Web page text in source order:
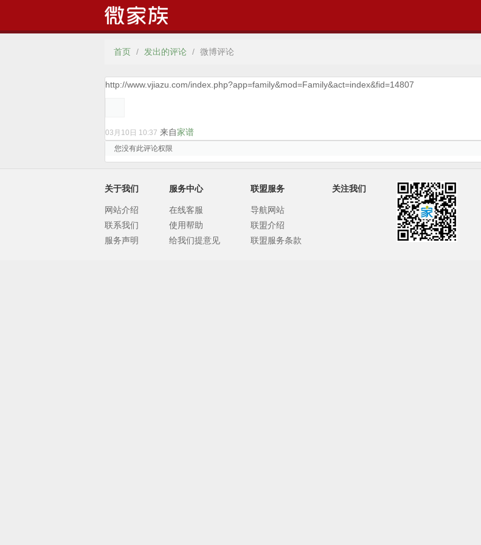
首页 / 发出的评论 / 微博评论
http://www.vjiazu.com/index.php?app=family&mod=Family&act=index&fid=14807
03月10日 10:37 来自家谱
您没有此评论权限
关于我们
网站介绍
联系我们
服务声明
服务中心
在线客服
使用帮助
给我们提意见
联盟服务
导航网站
联盟介绍
联盟服务条款
关注我们